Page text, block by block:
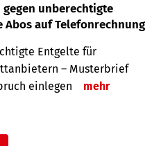
unberechtigte
auf Telefonrechnung
Entgelte für
– Musterbrief
einlegen
mehr